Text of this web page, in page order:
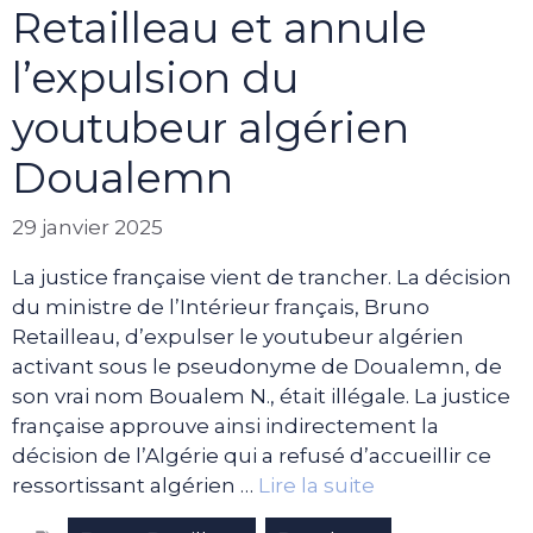
Retailleau et annule
l’expulsion du
youtubeur algérien
Doualemn
29 janvier 2025
La justice française vient de trancher. La décision
du ministre de l’Intérieur français, Bruno
Retailleau, d’expulser le youtubeur algérien
activant sous le pseudonyme de Doualemn, de
son vrai nom Boualem N., était illégale. La justice
française approuve ainsi indirectement la
décision de l’Algérie qui a refusé d’accueillir ce
ressortissant algérien … Lire la suite